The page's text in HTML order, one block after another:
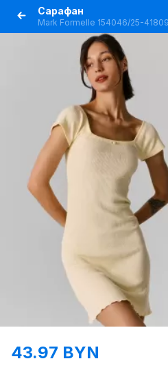
Сарафан
Mark Formelle 154046/25-
43.97 BYN